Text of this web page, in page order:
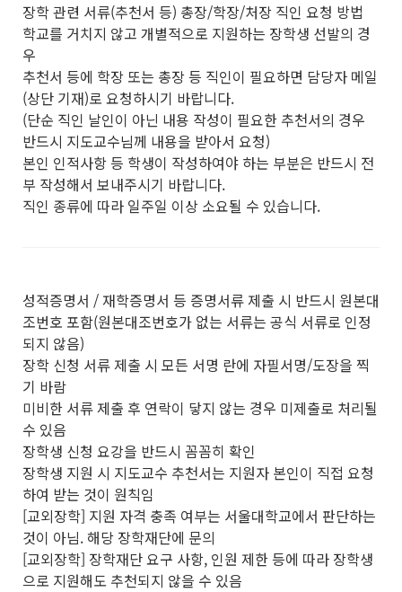
장학 관련 서류(추천서 등) 총장/학장/처장 직인 요청 방법
학교를 거치지 않고 개별적으로 지원하는 장학생 선발의 경
우
추천서 등에 학장 또는 총장 등 직인이 필요하면 담당자 메일
(상단 기재)로 요청하시기 바랍니다.
(단순 직인 날인이 아닌 내용 작성이 필요한 추천서의 경우
반드시 지도교수님께 내용을 받아서 요청)
본인 인적사항 등 학생이 작성하여야 하는 부분은 반드시 전
부 작성해서 보내주시기 바랍니다.
직인 종류에 따라 일주일 이상 소요될 수 있습니다.
성적증명서 / 재학증명서 등 증명서류 제출 시 반드시 원본대
조번호 포함(원본대조번호가 없는 서류는 공식 서류로 인정
되지 않음)
장학 신청 서류 제출 시 모든 서명 란에 자필서명/도장을 찍
기 바람
미비한 서류 제출 후 연락이 닿지 않는 경우 미제출로 처리될
수 있음
장학생 신청 요강을 반드시 꼼꼼히 확인
장학생 지원 시 지도교수 추천서는 지원자 본인이 직접 요청
하여 받는 것이 원칙임
[교외장학] 지원 자격 충족 여부는 서울대학교에서 판단하는
것이 아님. 해당 장학재단에 문의
[교외장학] 장학재단 요구 사항, 인원 제한 등에 따라 장학생
으로 지원해도 추천되지 않을 수 있음